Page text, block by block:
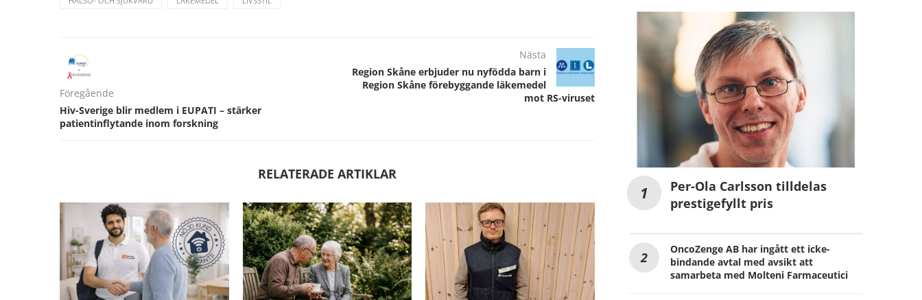
Föregående
Hiv-Sverige blir medlem i EUPATI – stärker
patientinflytande inom forskning
Nästa
Region Skåne erbjuder nu nyfödda barn i
Region Skåne förebyggande läkemedel
mot RS-viruset
RELATERADE ARTIKLAR
Per-Ola Carlsson tilldelas
prestigefyllt pris
OncoZenge AB har ingått ett icke-
bindande avtal med avsikt att
samarbeta med Molteni Farmaceutici